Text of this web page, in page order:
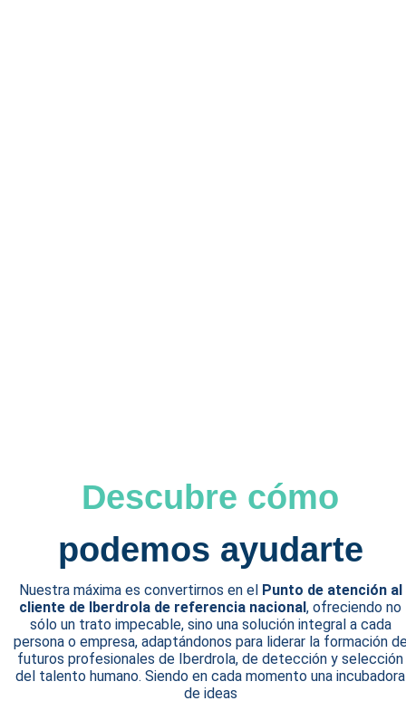
Descubre cómo
podemos ayudarte
Nuestra máxima es convertirnos en el Punto de atención al
cliente de Iberdrola de referencia nacional , ofreciendo no
sólo un trato impecable, sino una solución integral a cada
persona o empresa, adaptándonos para liderar la formación
futuros profesionales de Iberdrola, de detección y selección
del talento humano. Siendo en cada momento una incubadora
de ideas